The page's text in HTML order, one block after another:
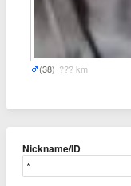
(38) ??? km
Nickname/ID